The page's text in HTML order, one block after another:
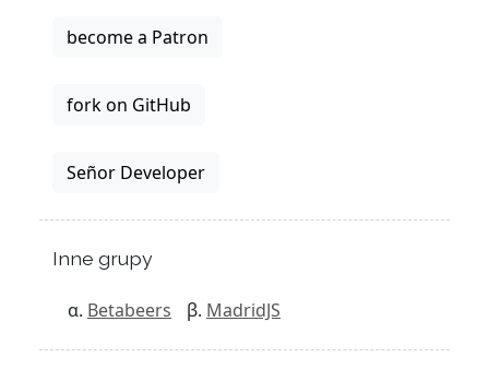
become a Patron
fork on GitHub
Señor Developer
Inne grupy
Betabeers MadridJS